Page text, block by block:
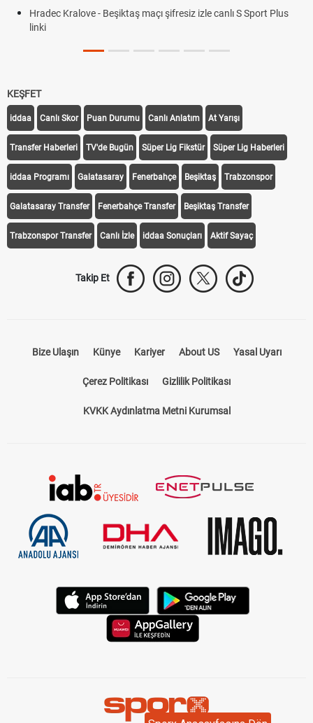
Hradec Kralove - Beşiktaş maçı şifresiz izle canlı S Sport Plus
KEŞFET
iddaa Canlı Skor Puan Durumu Canlı Anlatım At Yarışı
Transfer Haberleri TV'de Bugün Süper Lig Fikstür Süper Lig Haberleri
iddaa Programı Galatasaray Fenerbahçe Beşiktaş Trabzonspor
Galatasaray Transfer Fenerbahçe Transfer Beşiktaş Transfer
Trabzonspor Transfer Canlı İzle iddaa Sonuçları Aktif Sayaç
Takip Et
Bize Ulaşın Künye Kariyer About US Yasal Uyarı
Çerez Politikası Gizlilik Politikası
KVKK Aydınlatma Metni Kurumsal